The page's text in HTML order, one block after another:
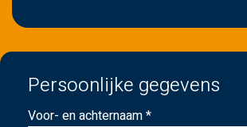
Persoonlijke gegevens
Voor- en achternaam *